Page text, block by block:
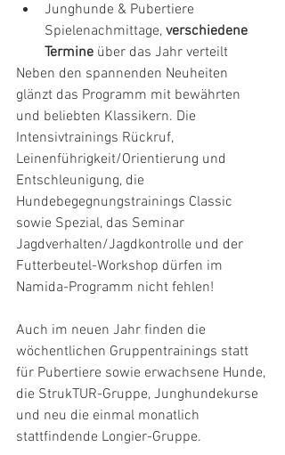
Junghunde & Pubertiere
Spielenachmittage, verschiedene
Termine über das Jahr verteilt
Neben den spannenden Neuheiten
glänzt das Programm mit bewährten
und beliebten Klassikern. Die
Intensivtrainings Rückruf,
Leinenführigkeit/Orientierung und
Entschleunigung, die
Hundebegegnungstrainings Classic
sowie Spezial, das Seminar
Jagdverhalten/Jagdkontrolle und der
Futterbeutel-Workshop dürfen im
Namida-Programm nicht fehlen!
Auch im neuen Jahr finden die
wöchentlichen Gruppentrainings statt
für Pubertiere sowie erwachsene Hunde,
die StrukTUR-Gruppe, Junghundekurse
und neu die einmal monatlich
stattfindende Longier-Gruppe.